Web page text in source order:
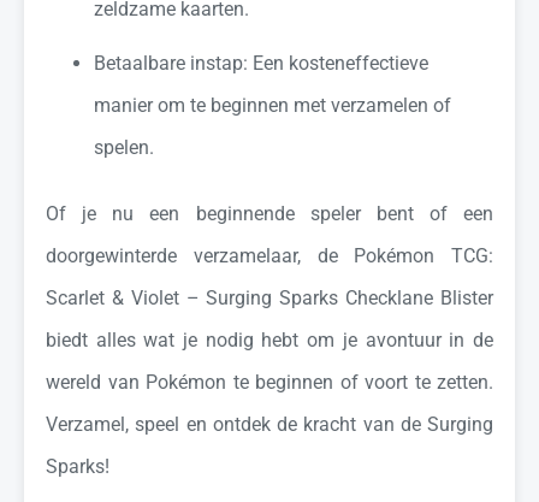
zeldzame kaarten.
Betaalbare instap: Een kosteneffectieve
manier om te beginnen met verzamelen of
spelen.
Of je nu een beginnende speler bent of een
doorgewinterde verzamelaar, de Pokémon TCG:
Scarlet & Violet – Surging Sparks Checklane Blister
biedt alles wat je nodig hebt om je avontuur in de
wereld van Pokémon te beginnen of voort te zetten.
Verzamel, speel en ontdek de kracht van de Surging
Sparks!